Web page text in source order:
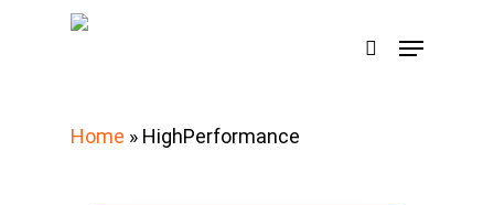
search
Menu
Home » HighPerformance